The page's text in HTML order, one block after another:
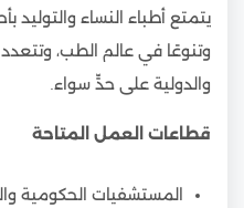
يتمتع أطباء النساء والتوليد
وتنوعًا في عالم الطب،
والدولية على حدٍّ سواء.
قطاعات العمل المتاحة
المستشفيات الحكومية